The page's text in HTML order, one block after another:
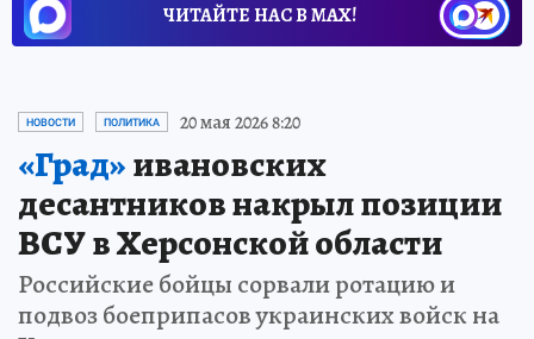
ЧИТАЙТЕ НАС В МАХ!
НОВОСТИ ПОЛИТИКА 20 мая 2026 8:20
«Град»ивановских
десантников накрыл позиции
ВСУ в Херсонской области
Российские бойцы сорвали ротацию и
подвоз боеприпасов украинских войск на